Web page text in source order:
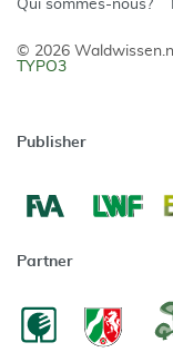
Qui sommes-nous?
© 2026
TYPO3
Publisher
Partner